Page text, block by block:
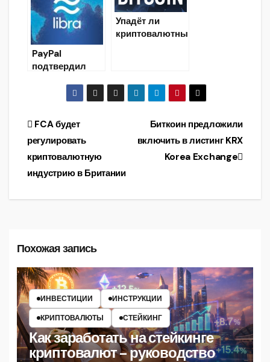
на падении
цены Bitcoin
PayPal
подтвердил
отказаться от
участия в
Упадёт ли
криптовалютны
Навигация
по
записям
Биткоин предложили
включить в листинг KRX
Korea Exchange
FCA будет
регулировать
криптовалютную
индустрию в Британии
Похожая запись
ИНВЕСТИЦИИ
ИНСТРУКЦИИ
КРИПТОВАЛЮТЫ
СТЕЙКИНГ
Как заработать на стейкинге
криптовалют – руководство